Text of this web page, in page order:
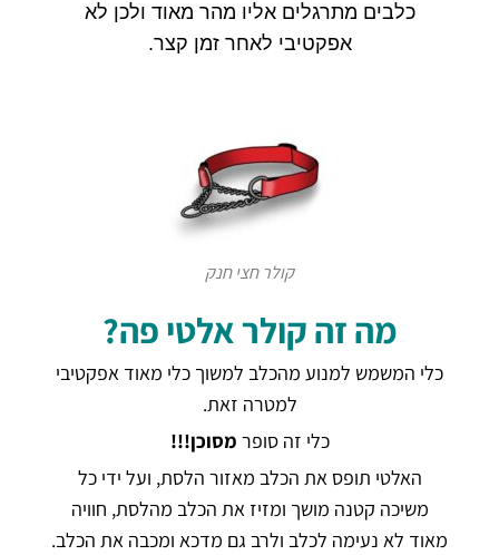
כלבים מתרגלים אליו מהר מאוד ולכן לא
אפקטיבי לאחר זמן קצר.
קולר חצי חנק
מה זה קולר אלטי פה?
כלי המשמש למנוע מהכלב למשוך כלי מאוד אפקטיבי
למטרה זאת.
כלי זה סופר מסוכן!!!
האלטי תופס את הכלב מאזור הלסת, ועל ידי כל
משיכה קטנה מושך ומזיז את הכלב מהלסת, חוויה
מאוד לא נעימה לכלב ולרב גם מדכא ומכבה את הכלב.